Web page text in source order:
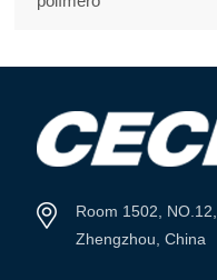
Room 1502,
Zhengzhou, China